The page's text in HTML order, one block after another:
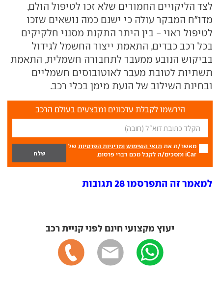
לצד הליקויים החמורים שלא זכו לטיפול הולם,
מדו"ח המבקר עולה כי ישנם כמה נושאים שזכו
לטיפול ראוי - בין היתר התקנת מסנני חלקיקים
בכל רכב כבדים, התאמת ייצור החשמל לגידול
בביקוש הנובע ממעבר לתחבורה חשמלית, התאמת
תשתיות לטובת מעבר לאוטובוסים חשמליים
ובחינת השילוב של הנעת מימן בכלי רכב.
הירשמו לקבלת עדכונים ומבצעים בעולם הרכב
מאשר/ת את תנאי השימוש ומדיניות הפרטיות של
iCar ומסכים/ה לקבל מכם דברי פרסום.
למאמר זה התפרסמו 28 תגובות
יעוץ מקצועי חינם לפני קניית רכב